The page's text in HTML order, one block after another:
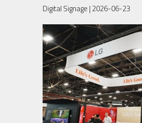
Digital Signage | 2026-06-23